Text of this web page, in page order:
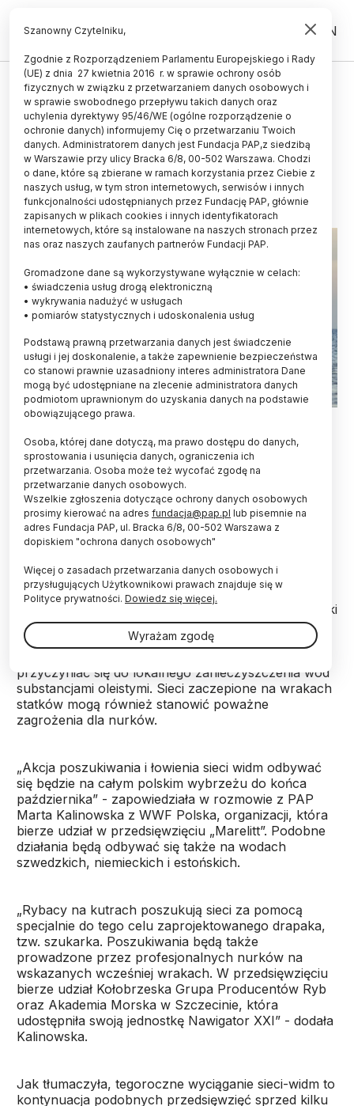
PL EN
Na Bałtyku ruszyła akcja
wyciągania zagubionych sieci
rybackich
20.08.2017
aktualizacja: 20.08.2017
2 minuty czytania
PAP © 2016 / Marcin Bielecki
Na Morzu Bałtyckim rozpoczęła się
międzynarodowa akcja poszukiwania i wyławiania
zagubionych sieci rybackich, czyli tzw. sieci-
widm, w których giną ryby, ale także ptaki i ssaki
morskie. Według szacunków organizacji WWF
tylko w polskiej strefie może zalegać 800 ton
sieci.
Według specjalistów, zagubione sieci rybackie nadal
łowią ryby, zaplątać się w nie mogą także ptaki i ssaki
morskie. Sieci-widma są źródłem mikrocząsteczek
plastiku, które wpływają negatywnie na stan
przyczyniać się do lokalnego zanieczyszczenia wód
substancjami oleistymi. Sieci zaczepione na wrakach
statków mogą również stanowić poważne
zagrożenia dla nurków.
„Akcja poszukiwania i łowienia sieci widm odbywać
się będzie na całym polskim wybrzeżu do końca
października” - zapowiedziała w rozmowie z PAP
Marta Kalinowska z WWF Polska, organizacji, która
bierze udział w przedsięwzięciu „Marelitt”. Podobne
działania będą odbywać się także na wodach
szwedzkich, niemieckich i estońskich.
„Rybacy na kutrach poszukują sieci za pomocą
specjalnie do tego celu zaprojektowanego drapaka,
tzw. szukarka. Poszukiwania będą także
prowadzone przez profesjonalnych nurków na
wskazanych wcześniej wrakach. W przedsięwzięciu
bierze udział Kołobrzeska Grupa Producentów Ryb
oraz Akademia Morska w Szczecinie, która
udostępniła swoją jednostkę Nawigator XXI” - dodała
Kalinowska.
Jak tłumaczyła, tegoroczne wyciąganie sieci-widm to
kontynuacja podobnych przedsięwzięć sprzed kilku
Szanowny Czytelniku,
Zgodnie z Rozporządzeniem Parlamentu Europejskiego i Rady
(UE) z dnia 27 kwietnia 2016 r. w sprawie ochrony osób
fizycznych w związku z przetwarzaniem danych osobowych i
w sprawie swobodnego przepływu takich danych oraz
uchylenia dyrektywy 95/46/WE (ogólne rozporządzenie o
ochronie danych) informujemy Cię o przetwarzaniu Twoich
danych. Administratorem danych jest Fundacja PAP,z siedzibą
w Warszawie przy ulicy Bracka 6/8, 00-502 Warszawa. Chodzi
o dane, które są zbierane w ramach korzystania przez Ciebie z
naszych usług, w tym stron internetowych, serwisów i innych
funkcjonalności udostępnianych przez Fundację PAP, głównie
zapisanych w plikach cookies i innych identyfikatorach
internetowych, które są instalowane na naszych stronach przez
nas oraz naszych zaufanych partnerów Fundacji PAP.
Gromadzone dane są wykorzystywane wyłącznie w celach:
• świadczenia usług drogą elektroniczną
• wykrywania nadużyć w usługach
• pomiarów statystycznych i udoskonalenia usług
Podstawą prawną przetwarzania danych jest świadczenie
usługi i jej doskonalenie, a także zapewnienie bezpieczeństwa
co stanowi prawnie uzasadniony interes administratora Dane
mogą być udostępniane na zlecenie administratora danych
podmiotom uprawnionym do uzyskania danych na podstawie
obowiązującego prawa.
Osoba, której dane dotyczą, ma prawo dostępu do danych,
sprostowania i usunięcia danych, ograniczenia ich
przetwarzania. Osoba może też wycofać zgodę na
przetwarzanie danych osobowych.
Wszelkie zgłoszenia dotyczące ochrony danych osobowych
prosimy kierować na adres fundacja@pap.pl lub pisemnie na
adres Fundacja PAP, ul. Bracka 6/8, 00-502 Warszawa z
dopiskiem "ochrona danych osobowych"
Więcej o zasadach przetwarzania danych osobowych i
przysługujących Użytkownikowi prawach znajduje się w
Polityce prywatności. Dowiedz się więcej.
Wyrażam zgodę